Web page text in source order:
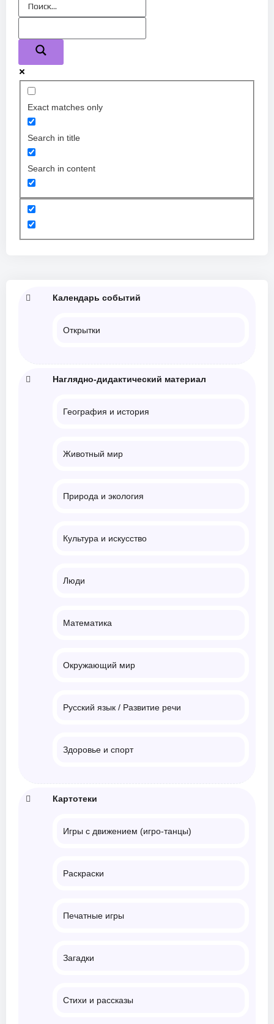
Exact matches only
Search in title
Search in content
Календарь событий
Открытки
Наглядно-дидактический материал
География и история
Животный мир
Природа и экология
Культура и искусство
Люди
Математика
Окружающий мир
Русский язык / Развитие речи
Здоровье и спорт
Картотеки
Игры с движением (игро-танцы)
Раскраски
Печатные игры
Загадки
Стихи и рассказы